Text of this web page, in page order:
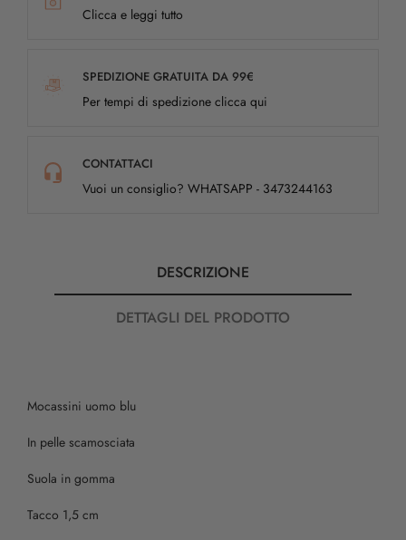
Clicca e leggi tutto
SPEDIZIONE GRATUITA DA 99€
Per tempi di spedizione clicca qui
CONTATTACI
Vuoi un consiglio? WHATSAPP - 3473244163
DESCRIZIONE
DETTAGLI DEL PRODOTTO
Mocassini uomo blu
In pelle scamosciata
Suola in gomma
Tacco 1,5 cm